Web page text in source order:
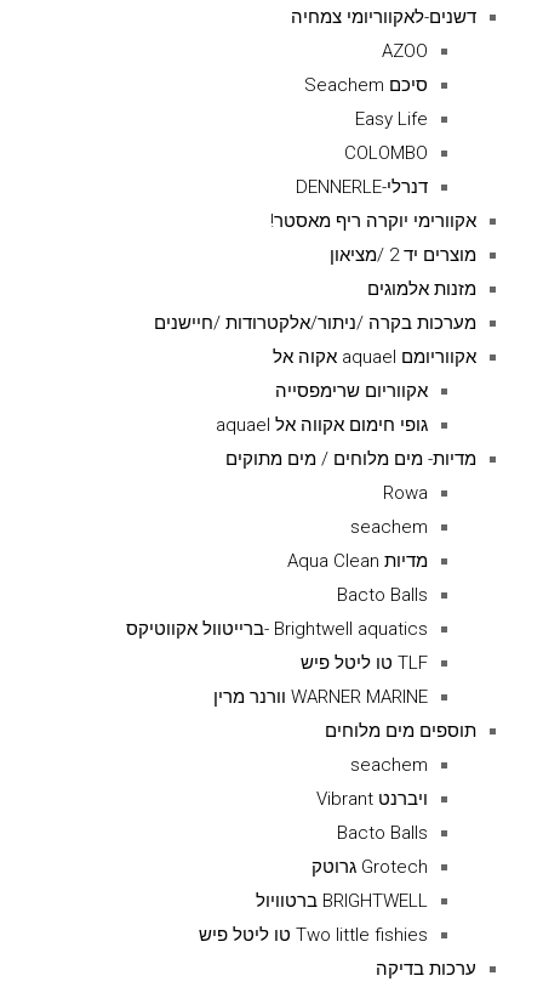
דשנים-לאקווריומי צמחיה
AZOO
סיכם Seachem
Easy Life
COLOMBO
דנרלי-DENNERLE
אקוורימי יוקרה ריף מאסטר!
מוצרים יד 2 /מציאון
מזנות אלמוגים
מערכות בקרה /ניתור/אלקטרודות /חיישנים
אקווריומם aquael אקוה אל
אקווריום שרימפסייה
גופי חימום אקווה אל aquael
מדיות- מים מלוחים / מים מתוקים
Rowa
seachem
מדיות Aqua Clean
Bacto Balls
Brightwell aquatics -ברייטוול אקווטיקס
TLF טו ליטל פיש
WARNER MARINE וורנר מרין
תוספים מים מלוחים
seachem
ויברנט Vibrant
Bacto Balls
Grotech גרוטק
BRIGHTWELL ברטוויול
Two little fishies טו ליטל פיש
ערכות בדיקה